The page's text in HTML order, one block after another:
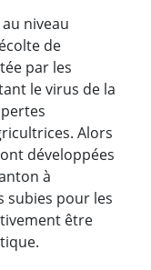
niveau
de
par les
le virus de la
Alors
développées
à
subies pour les
être